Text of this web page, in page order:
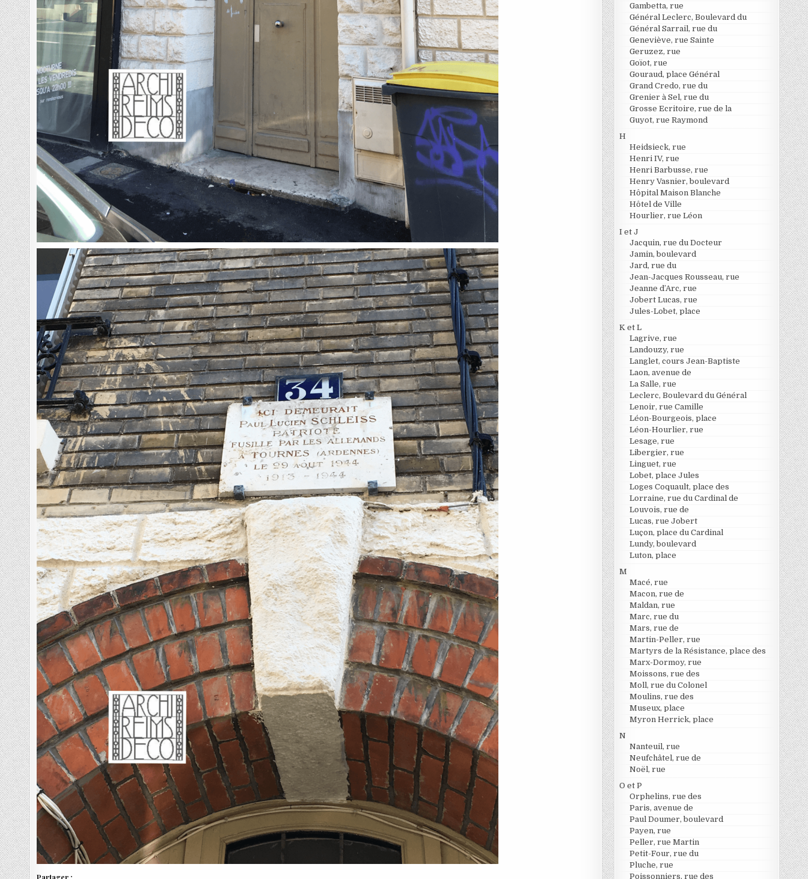
Partager :
Gambetta, rue
Général Leclerc, Boulevard du
Général Sarrail, rue du
Geneviève, rue Sainte
Geruzez, rue
Goïot, rue
Gouraud, place Général
Grand Credo, rue du
Grenier à Sel, rue du
Grosse Ecritoire, rue de la
Guyot, rue Raymond
H
Heidsieck, rue
Henri IV, rue
Henri Barbusse, rue
Henry Vasnier, boulevard
Hôpital Maison Blanche
Hôtel de Ville
Hourlier, rue Léon
I et J
Jacquin, rue du Docteur
Jamin, boulevard
Jard, rue du
Jean-Jacques Rousseau, rue
Jeanne d’Arc, rue
Jobert Lucas, rue
Jules-Lobet, place
K et L
Lagrive, rue
Landouzy, rue
Langlet, cours Jean-Baptiste
Laon, avenue de
La Salle, rue
Leclerc, Boulevard du Général
Lenoir, rue Camille
Léon-Bourgeois, place
Léon-Hourlier, rue
Lesage, rue
Libergier, rue
Linguet, rue
Lobet, place Jules
Loges Coquault, place des
Lorraine, rue du Cardinal de
Louvois, rue de
Lucas, rue Jobert
Luçon, place du Cardinal
Lundy, boulevard
Luton, place
M
Macé, rue
Macon, rue de
Maldan, rue
Marc, rue du
Mars, rue de
Martin-Peller, rue
Martyrs de la Résistance, place des
Marx-Dormoy, rue
Moissons, rue des
Moll, rue du Colonel
Moulins, rue des
Museux, place
Myron Herrick, place
N
Nanteuil, rue
Neufchâtel, rue de
Noël, rue
O et P
Orphelins, rue des
Paris, avenue de
Paul Doumer, boulevard
Payen, rue
Peller, rue Martin
Petit-Four, rue du
Pluche, rue
Poissonniers, rue des